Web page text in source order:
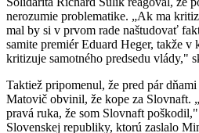
nerozumie problematike. „Ak ma
mal by si v prvom rade naštudovať
samite premiér Eduard Heger, takže
kritizuje samotného predsedu vlády,"
Taktiež pripomenul, že pred pár
Matovič obvinil, že kope za Slovnaft.
pravá ruka, že som Slovnaft
Slovenskej republiky, ktorú zaslalo